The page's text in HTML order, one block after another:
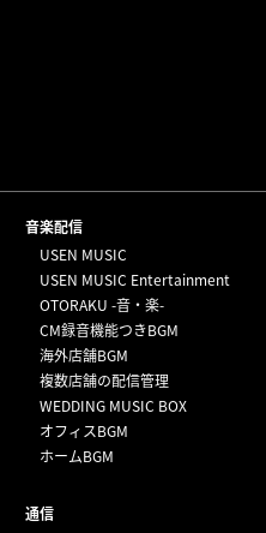
⁩音楽配信
USEN MUSIC
USEN MUSIC Entertainment
OTORAKU -音・楽-
CM録音機能つきBGM
海外店舗BGM
複数店舗の配信管理
WEDDING MUSIC BOX
オフィスBGM
ホームBGM
通信